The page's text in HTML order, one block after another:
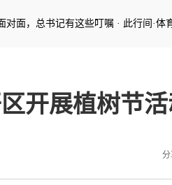
总书记有这些叮嘱·此行间·体育强国
开展植树节
分